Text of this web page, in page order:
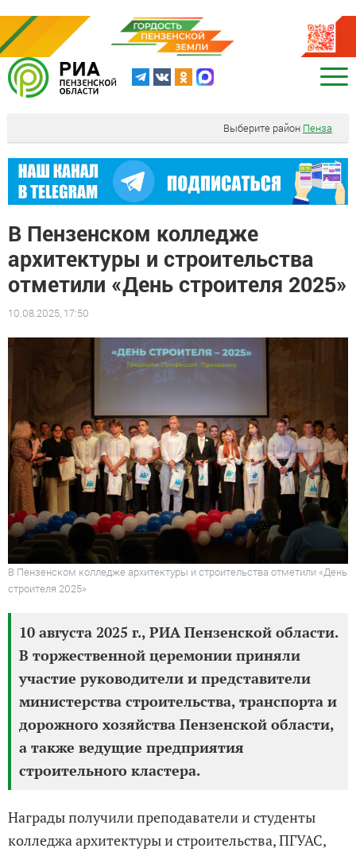
Выберите район Пенза
В Пензенском колледже
архитектуры и строительства
отметили «День строителя 2025»
10.08.2025, 17:50
В Пензенском колледже архитектуры и строительства отметили «День
строителя 2025»
10 августа 2025 г., РИА Пензенской области.
В торжественной церемонии приняли
участие руководители и представители
министерства строительства, транспорта и
дорожного хозяйства Пензенской области,
а также ведущие предприятия
строительного кластера.
Награды получили преподаватели и студенты
колледжа архитектуры и строительства, ПГУАС,